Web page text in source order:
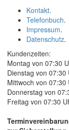
Kontakt.
Telefonbuch.
Impressum.
Datenschutz.
Kundenzeiten:
Montag von 07:30
Dienstag von
Mittwoch von
Donnerstag von
Freitag von 07:30